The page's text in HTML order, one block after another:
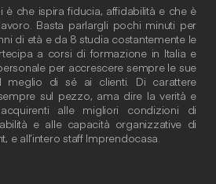
che ispira fiducia, affidabilità e che è
Basta parlargli pochi minuti per
di età e da 8 studia costantemente le
a corsi di formazione in Italia e
per accrescere sempre le sue
meglio di sé ai clienti. Di carattere
sul pezzo, ama dire la verità e
alle migliori condizioni di
e alle capacità organizzative di
e all’intero staff Imprendocasa.